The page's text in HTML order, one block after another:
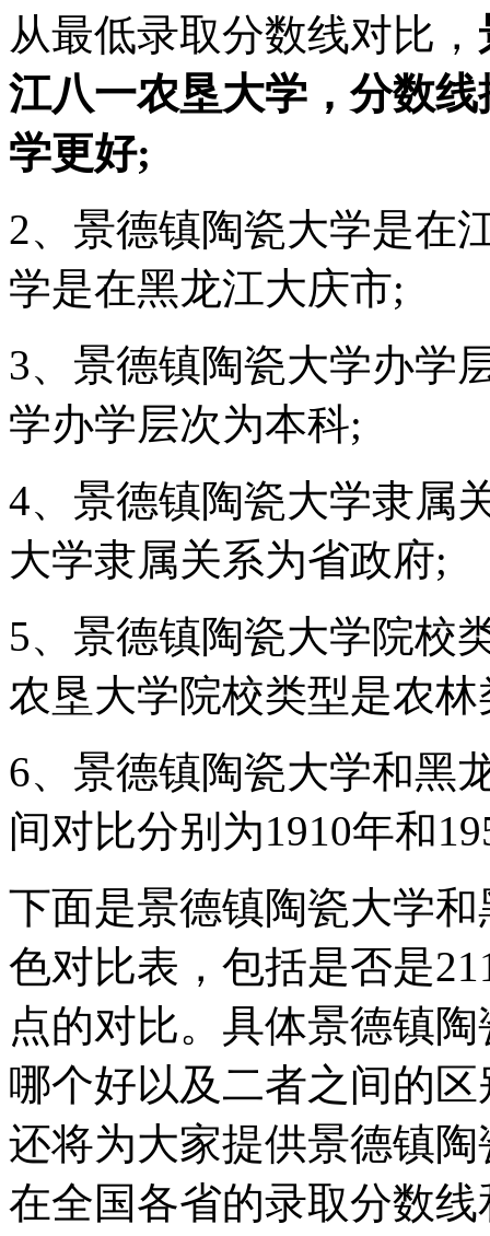
从最低录取分数线对比，
江八一农垦大学，分数
学更好;
2、景德镇陶瓷大学是在
学是在黑龙江大庆市;
3、景德镇陶瓷大学办学
学办学层次为本科;
4、景德镇陶瓷大学隶属
大学隶属关系为省政府;
5、景德镇陶瓷大学院校
农垦大学院校类型是农林
6、景德镇陶瓷大学和黑
间对比分别为1910年和
下面是景德镇陶瓷大学
色对比表，包括是否是
点的对比。具体景德镇
哪个好以及二者之间的
还将为大家提供景德镇
在全国各省的录取分数